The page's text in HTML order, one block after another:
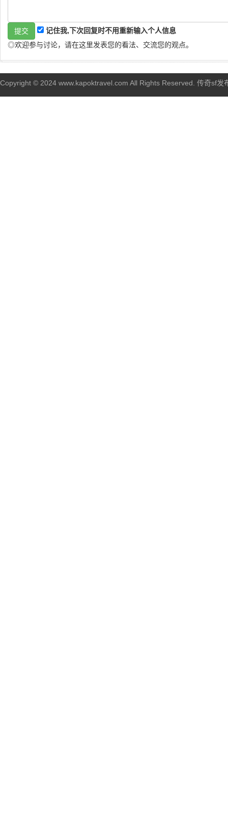
记住我,下次回复时不用重新输入个人信息
◎欢迎参与讨论，请在这里发表您的看法、交流您的观点。
Copyright © 2024 www.kapoktravel.com All Rights Reserved. 传奇sf发